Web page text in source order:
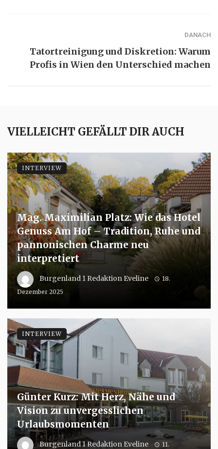
DANACH
Tatortreinigung und Diskretion: Warum
Profis in Wien den Unterschied machen
VIELLEICHT GEFÄLLT DIR AUCH
Mag. Maximilian Platz: Wie das Hotel
Genuss Am Hof – Tradition, Ruhe und
pannonischen Charme neu
interpretiert
Burgenland 1 Redaktion Eveline
18.
Dezember 2025
INTERVIEW
Günter Kurz: Mit Herz, Nähe und
Vision zu unvergesslichen
Urlaubsmomenten
Burgenland 1 Redaktion Eveline
11.
INTERVIEW